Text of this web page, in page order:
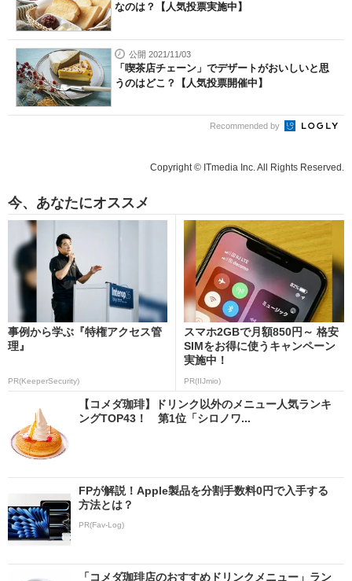
なのは？【人気投票実施中】
公開 2021/11/03
「喫茶店チェーン」でデザートがおいしいと思
うのはどこ？【人気投票開催中】
Recommended by
Copyright © ITmedia Inc. All Rights Reserved.
今、あなたにオススメ
事例から学ぶ『特権アクセス管
理』
PR(KeeperSecurity)
スマホ2GBで月額850円～ 格安
SIMをお得に使うキャンペーン
実施中！
PR(IIJmio)
【コメダ珈琲】ドリンク以外のメニュー人気ランキ
ングTOP43！ 第1位「シロノワ...
FPが解説！Apple製品を分割手数料0円で入手する
方法とは？
PR(Fav-Log)
「コメダ珈琲店のおすすめドリンクメニュー」ラン